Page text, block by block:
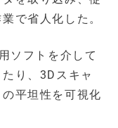
で省人化した。
ソフトを介して
り、3Dスキャ
平坦性を可視化